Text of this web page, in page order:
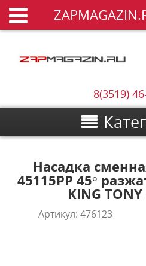
8(3519)
Насадка
45115PP 45°
KING TONY
Артикул:476123